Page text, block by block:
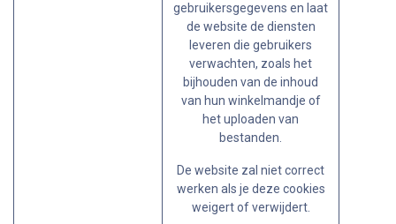
gebruikersgegevens en laat
de website de diensten
leveren die gebruikers
verwachten, zoals het
bijhouden van de inhoud
van hun winkelmandje of
het uploaden van
bestanden.
De website zal niet correct
werken als je deze cookies
weigert of verwijdert.